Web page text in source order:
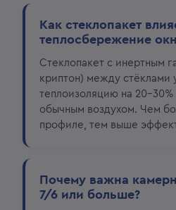
Как стеклопакет
теплосбережение
Стеклопакет с инертным
криптон) между стёклами
теплоизоляцию на
обычным воздухом. Чем
профиле, тем выше
Почему важна
7/6 или больше?